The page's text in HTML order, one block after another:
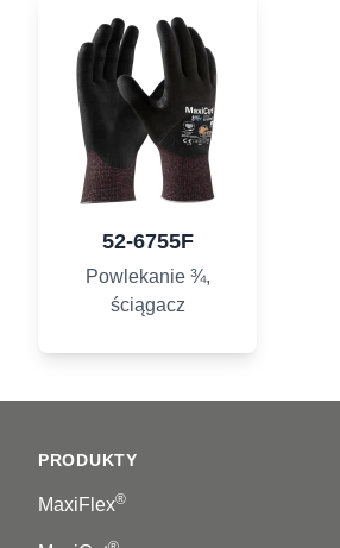
52-6755F
Powlekanie ¾,
ściągacz
PRODUKTY
MaxiFlex®